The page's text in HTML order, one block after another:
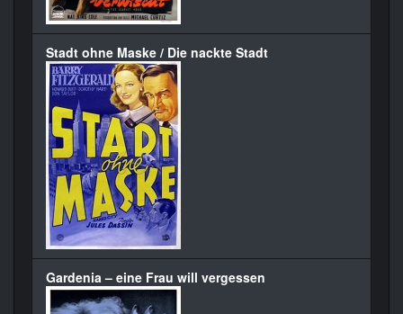
Stadt ohne Maske / Die nackte Stadt
Gardenia – eine Frau will vergessen